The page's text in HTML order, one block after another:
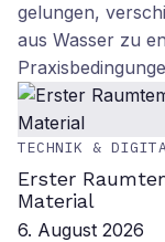
gelungen,
aus Wasser zu
TECHNIK &
Erster
Material
6. August 2026